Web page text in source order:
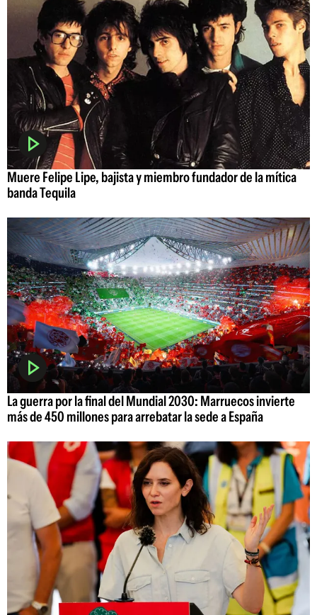
Muere Felipe Lipe, bajista y miembro fundador de la mítica
banda Tequila
La guerra por la final del Mundial 2030: Marruecos invierte
más de 450 millones para arrebatar la sede a España